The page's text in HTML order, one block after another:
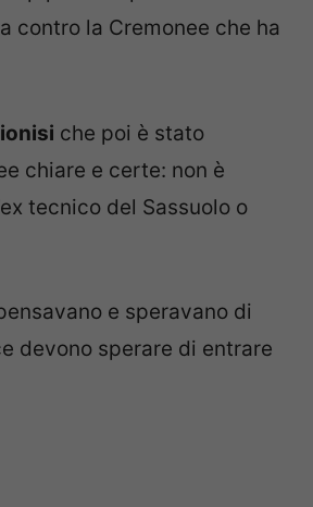
contro la Cremonee che ha
che poi è stato
chiare e certe: non è
tecnico del Sassuolo o
e speravano di
devono sperare di entrare